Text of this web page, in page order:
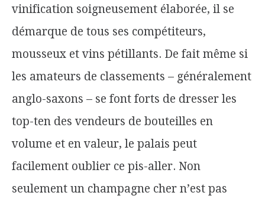
vinification soigneusement élaborée, il se
démarque de tous ses compétiteurs,
mousseux et vins pétillants. De fait même si
les amateurs de classements – généralement
anglo-saxons – se font forts de dresser les
top-ten des vendeurs de bouteilles en
volume et en valeur, le palais peut
facilement oublier ce pis-aller. Non
seulement un champagne cher n’est pas